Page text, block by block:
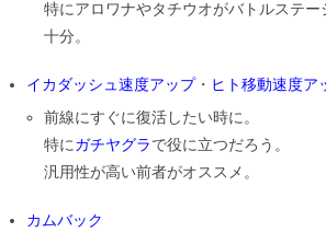
特にアロワナやタチウオがバトルステ
十分。
イカダッシュ速度アップ・ ヒト移動速度ア
前線にすぐに復活したい時に。
特にガチヤグラ で役に立つだろう。
汎用性が高い前者がオススメ。
カムバック